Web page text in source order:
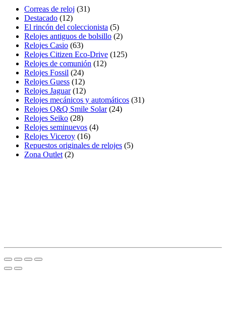
Correas de reloj (31)
Destacado (12)
El rincón del coleccionista (5)
Relojes antiguos de bolsillo (2)
Relojes Casio (63)
Relojes Citizen Eco-Drive (125)
Relojes de comunión (12)
Relojes Fossil (24)
Relojes Guess (12)
Relojes Jaguar (12)
Relojes mecánicos y automáticos (31)
Relojes Q&Q Smile Solar (24)
Relojes Seiko (28)
Relojes seminuevos (4)
Relojes Viceroy (16)
Repuestos originales de relojes (5)
Zona Outlet (2)